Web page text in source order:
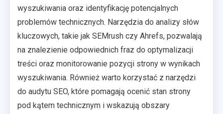
wyszukiwania oraz identyfikację potencjalnych
problemów technicznych. Narzędzia do analizy słów
kluczowych, takie jak SEMrush czy Ahrefs, pozwalają
na znalezienie odpowiednich fraz do optymalizacji
treści oraz monitorowanie pozycji strony w wynikach
wyszukiwania. Również warto korzystać z narzędzi
do audytu SEO, które pomagają ocenić stan strony
pod kątem technicznym i wskazują obszary